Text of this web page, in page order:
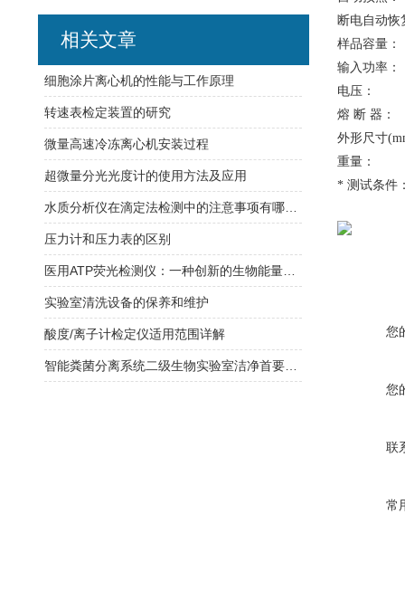
断电
样品容量
输入
电压：
熔 断
外形尺寸
重
* 测试条件
您
您
联
常
相关文章
细胞涂片离心机的性能与工作原理
转速表检定装置的研究
微量高速冷冻离心机安装过程
超微量分光光度计的使用方法及应用
压力计和压力表的区别
实验室清洗设备的保养和维护
酸度/离子计检定仪适用范围详解